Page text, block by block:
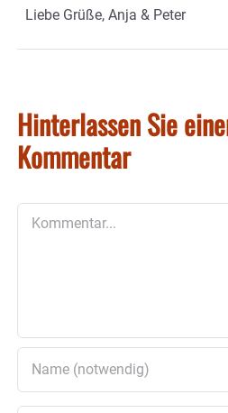
Liebe Grüße, Anja & Peter
Hinterlassen Sie
Kommentar